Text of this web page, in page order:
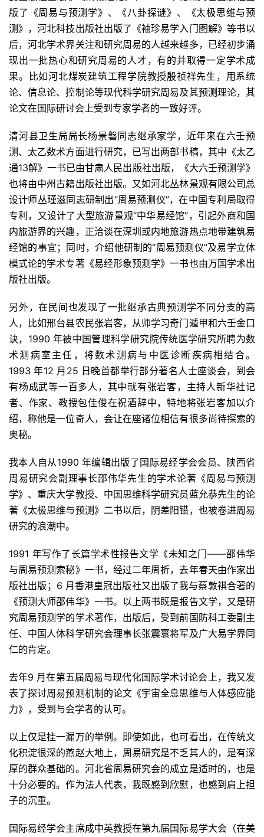
版了《周易与预测学》、《八卦探谜》、《太极思维与预
测》，河北科技出版社出版了《袖珍易学入门图解》等书以
后，河北学术界关注和研究周易的人越来越多，已经初步涌
现出一批热心和研究周易的人才，有的并取得一定学术成
果。比如河北煤炭建筑工程学院教授殷祯祥先生，用系统
论、信息论、控制论等现代科学研究周易及其预测理论，其
论文在国际研讨会上受到专家学者的一致好评。
清河县卫生局局长杨景磐同志继承家学，近年来在六壬预
测、太乙数术方面进行研究，已写出两部书稿，其中《太乙
通13解》一书已由甘肃人民出版社出版，《大六壬预测学》
也将由中州古籍出版社出版。又如河北丛林景观有限公司总
设计师丛瑾滋同志研制出“周易预测仪”，在中国专利局取得
专利，又设计了大型旅游景观“中华易经馆”，引起外商和国
内旅游界的兴趣，正洽谈在深圳或内地旅游热点地带建筑易
经馆的事宜；同时，介绍他研制的“周易预测仪”及易学立体
模式论的学术专著《易经形象预测学》一书也由万国学术出
版社出版。
另外，在民间也发现了一批继承古典预测学不同分支的高
人，比如邢台县农民张岩客，从师学习奇门遁甲和六壬金口
诀，1990 年被中国管理科学研究院传统医学研究所聘为数
术测病室主任，将数术测病与中医诊断疾病相结合。
1993 年12 月25 日晚首都举行部分著名人士座谈会，到会
有杨成武等一百多人，其中就有张岩客，主持人新华社记
者、作家、教授包佳俊在祝酒辞中，特地将张岩客加以介
绍，称他是一位奇人，会让在座诸位相信有很多尚待探索的
奥秘。
我本人自从1990 年编辑出版了国际易经学会会员、陕西省
周易研究会副理事长邵伟华先生的学术论著《周易与预测
学》、重庆大学教授、中国思维科学研究员蓝允恭先生的论
著《太极思维与预测》二书以后，阴差阳错，也被卷进周易
研究的浪潮中。
1991 年写作了长篇学术性报告文学《未知之门——邵伟华
与周易预测索秘》一书，经过二年周折，去年春天由作家出
版社出版；6 月香港皇冠出版社又出版了我与蔡敦祺合著的
《预测大师邵伟华》一书。以上两书既是报告文学，又是研
究周易预测学的学术著作，出版后，受到前国防科工委副主
任、中国人体科学研究会理事长张震寰将军及广大易学界同
仁的肯定。
去年9 月在第五届周易与现代化国际学术讨论会上，我又发
表了探讨周易预测机制的论文《宇宙全息思维与人体感应能
力》，受到与会学者的认可。
以上仅是挂一漏万的举例。即使如此，也可看出，在传统文
化积淀很深的燕赵大地上，周易研究是不乏其人的，是有深
厚的群众基础的。河北省周易研究会的成立是适时的，也是
十分必要的。作为法人代表，我既感到欣慰，也感到肩上担
子的沉重。
国际易经学会主席成中英教授在第九届国际易学大会（在美